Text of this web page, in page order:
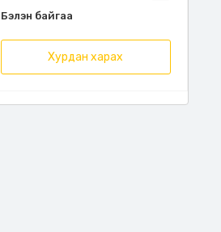
Бэлэн байгаа
Хурдан харах